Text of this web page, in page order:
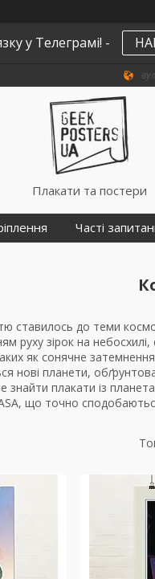
у Телеграмі! -
Плакати та постери
Часті
ставилось до теми
руху зірок на
як сонячне
нові планети, обґ
плакати із
що точно